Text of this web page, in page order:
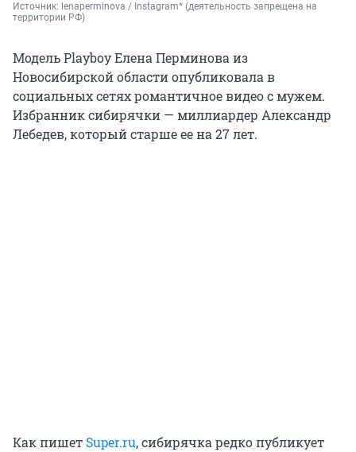
Источник: lenaperminova / Instagram* (деятельность запрещена на
территории РФ)
Модель Playboy Елена Перминова из
Новосибирской области опубликовала в
социальных сетях романтичное видео с мужем.
Избранник сибирячки — миллиардер Александр
Лебедев, который старше ее на 27 лет.
Как пишет Super.ru, сибирячка редко публикует